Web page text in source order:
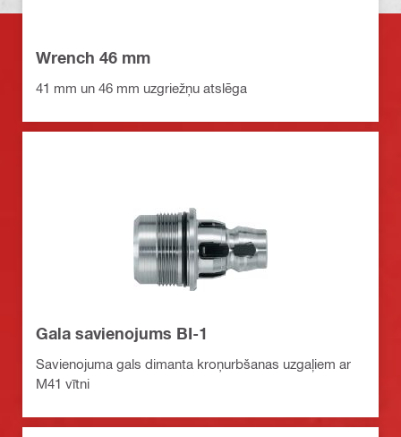
Wrench 46 mm
41 mm un 46 mm uzgriežņu atslēga
Gala savienojums BI-1
Savienojuma gals dimanta kroņurbšanas uzgaļiem ar
M41 vītni